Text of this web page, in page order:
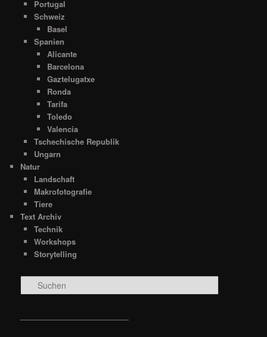
Portugal
Schweiz
Basel
Spanien
Alicante
Barcelona
Gaztelugatxe
Ronda
Tarifa
Toledo
Valencia
Tschechische Republik
Ungarn
Natur
Landschaft
Makrofotografie
Tiere
Text Archiv
Technik
Workshops
Storytelling
u